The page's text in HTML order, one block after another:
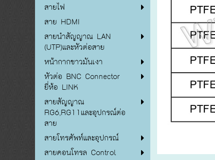
สายไฟ
สาย HDMI
สายนำสัญญาณ LAN
(UTP)และหัวต่อสาย
หน้ากากขาวมันเงา
หัวต่อ BNC Connector
ยี่ห้อ LINK
สายสัญญาณ
RG6,RG11และอุปกรณ์ต่อ
สาย
สายโทรศัพท์และอุปกรณ์
สายคอนโทรล Control